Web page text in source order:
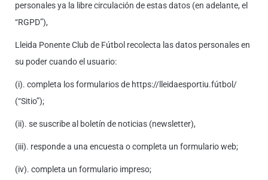
personales ya la libre circulación de estas datos (en adelante, el
“RGPD”),
Lleida Ponente Club de Fútbol recolecta las datos personales en
su poder cuando el usuario:
(i). completa los formularios de https://lleidaesportiu.fútbol/
(“Sitio”);
(ii). se suscribe al boletín de noticias (newsletter),
(iii). responde a una encuesta o completa un formulario web;
(iv). completa un formulario impreso;